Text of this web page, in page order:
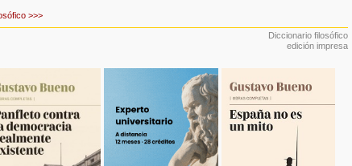
>>>
Diccionario filosófico
edición impresa